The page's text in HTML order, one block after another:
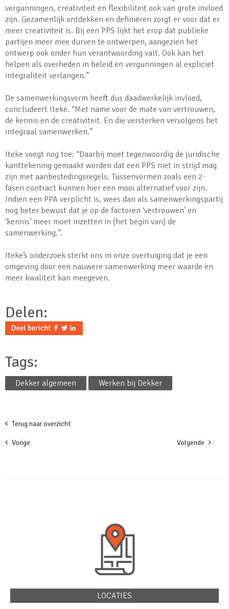
vergunningen, creativiteit en flexibiliteit ook van grote invloed
zijn. Gezamenlijk ontdekken en definiëren zorgt er voor dat er
meer creativiteit is. Bij een PPS lijkt het erop dat publieke
partijen meer mee durven te ontwerpen, aangezien het
ontwerp ook onder hun verantwoording valt. Ook kan het
helpen als overheden in beleid en vergunningen al expliciet
integraliteit verlangen.”
De samenwerkingsvorm heeft dus daadwerkelijk invloed,
concludeert Iteke. “Met name voor de mate van vertrouwen,
de kennis en de creativiteit. En die versterken vervolgens het
integraal samenwerken.”
Iteke voegt nog toe: “Daarbij moet tegenwoordig de juridische
kanttekening gemaakt worden dat een PPS niet in strijd mag
zijn met aanbestedingsregels. Tussenvormen zoals een 2-
fasen contract kunnen hier een mooi alternatief voor zijn.
Indien een PPA verplicht is, wees dan als samenwerkingspartij
nog beter bewust dat je op de factoren ‘vertrouwen’ en
‘kennis’ meer moet inzetten in (het begin van) de
samenwerking.”.
Iteke’s onderzoek sterkt ons in onze overtuiging dat je een
omgeving door een nauwere samenwerking meer waarde en
meer kwaliteit kan meegeven.
Delen:
Tags:
Dekker algemeen Werken bij Dekker
Terug naar overzicht
Vorige Volgende
LOCATIES